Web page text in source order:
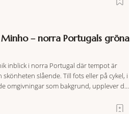
– norra Portugals gröna
inblick i norra Portugal där tempot är
slående. Till fots eller på cykel, i
omgivningar som bakgrund, upplever du
travel när det